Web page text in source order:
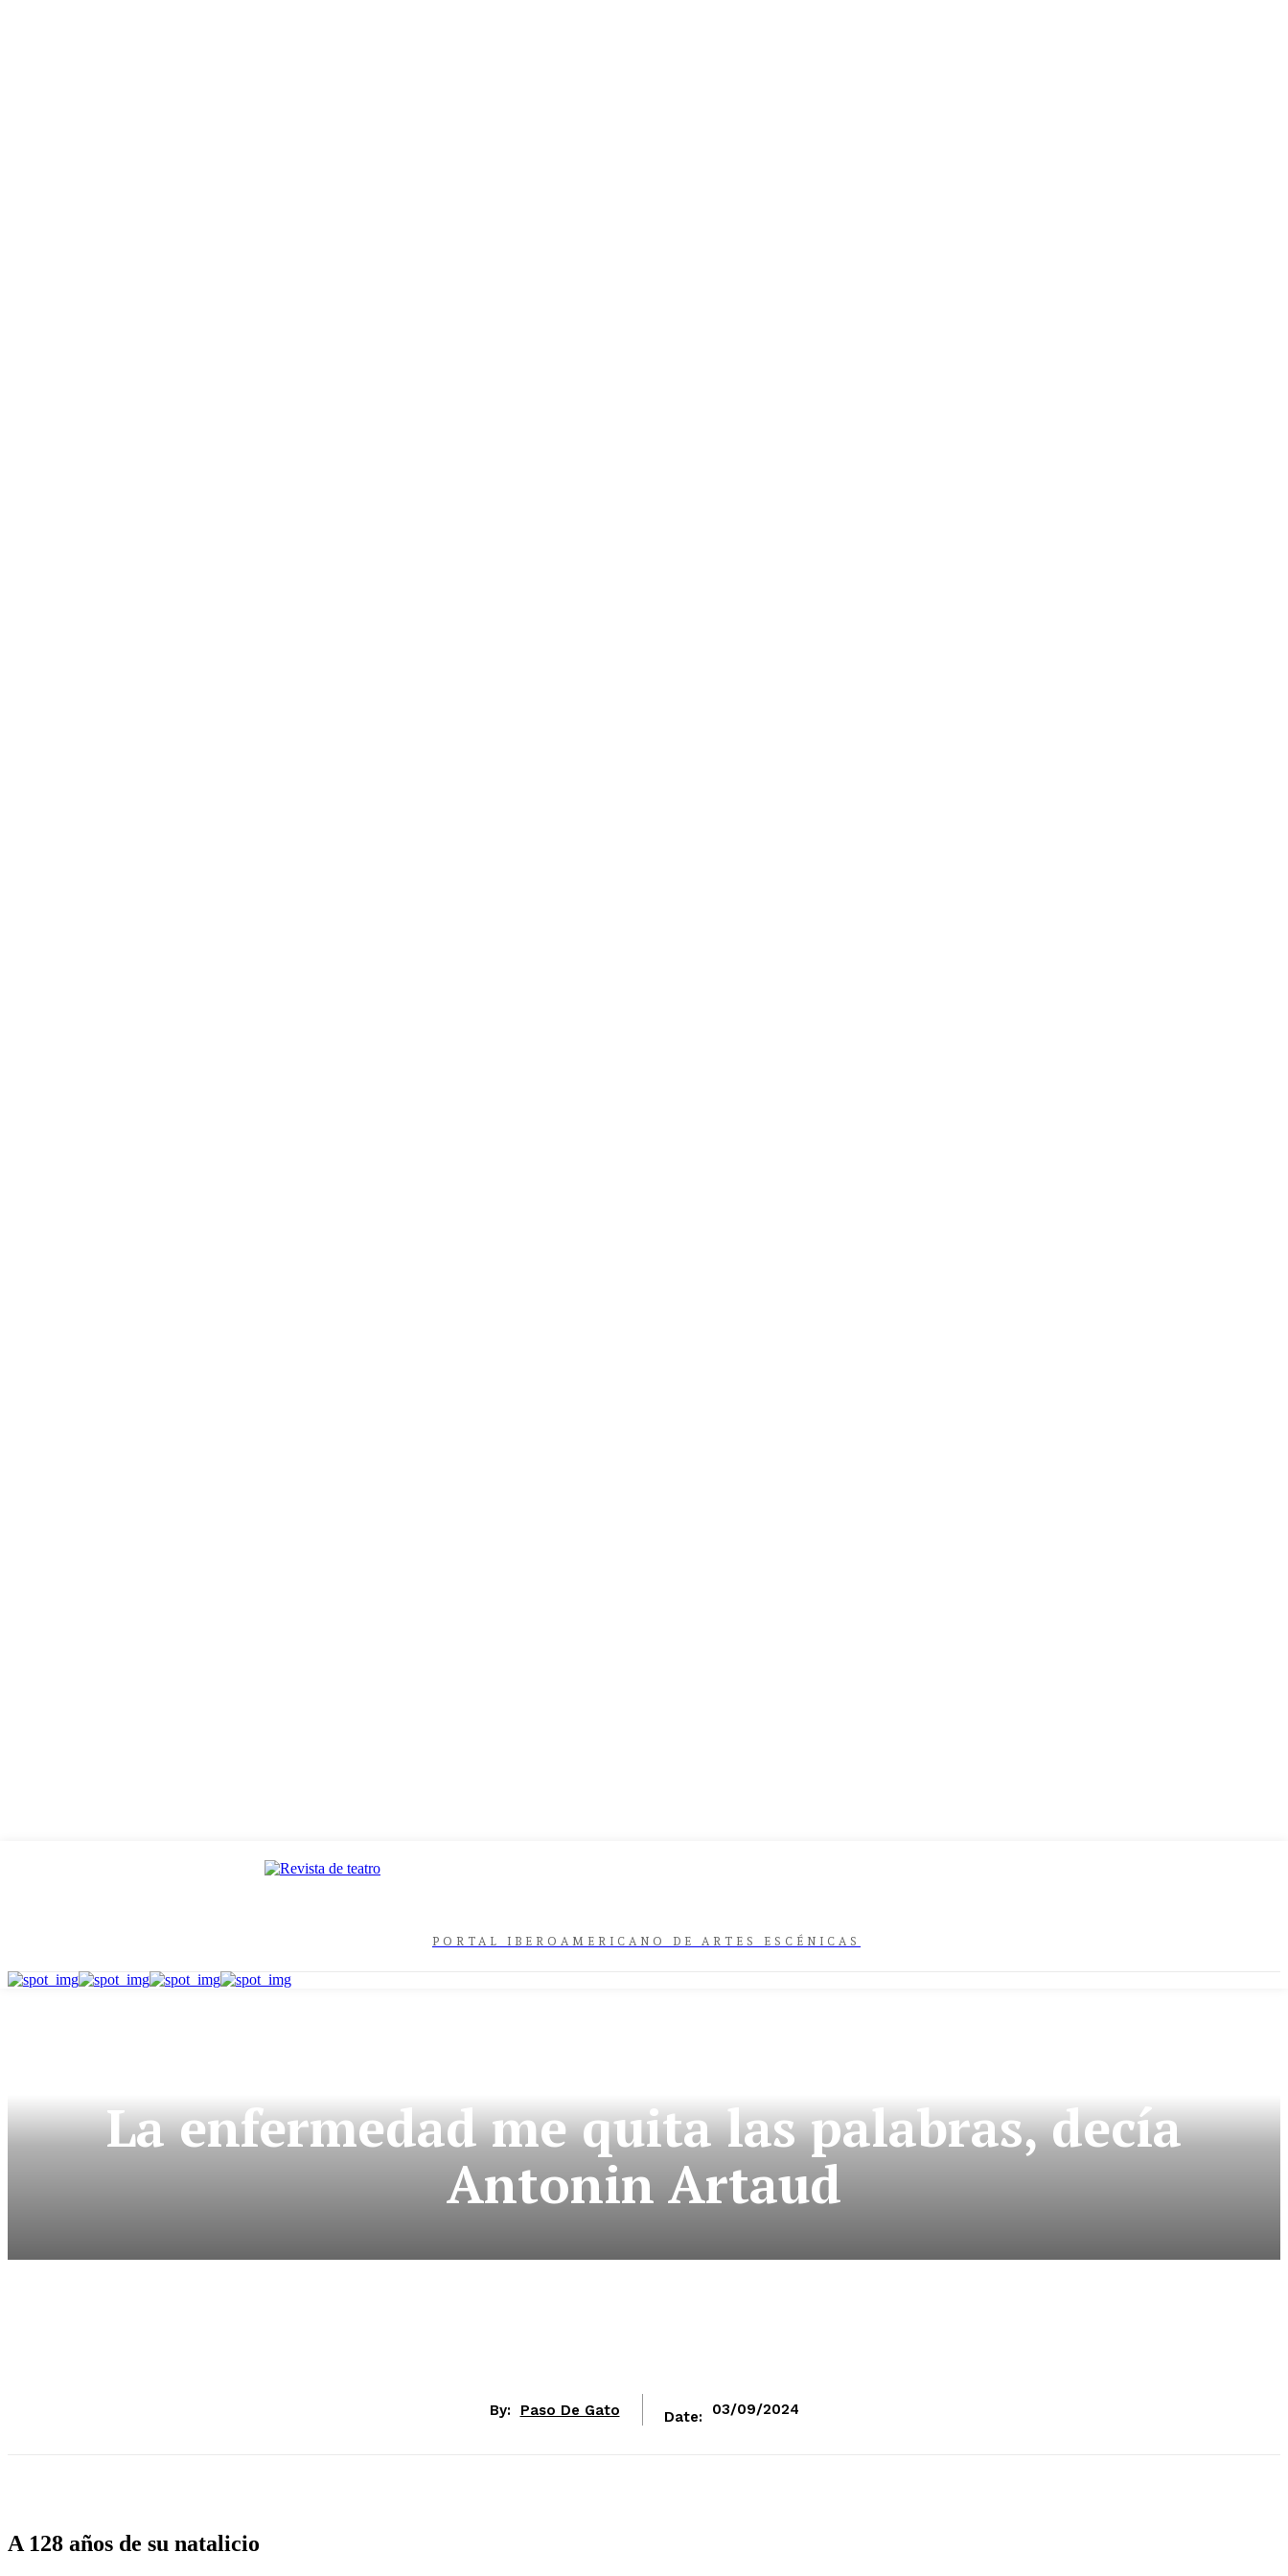
PORTAL IBEROAMERICANO DE ARTES ESCÉNICAS
La enfermedad me quita las palabras, decía
Antonin Artaud
By: Paso De Gato Date: 03/09/2024
A 128 años de su natalicio